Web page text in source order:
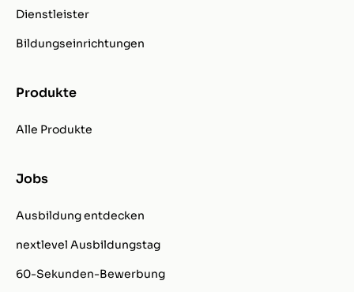
Dienstleister
Bildungseinrichtungen
Produkte
Alle Produkte
Jobs
Ausbildung entdecken
nextlevel Ausbildungstag
60-Sekunden-Bewerbung